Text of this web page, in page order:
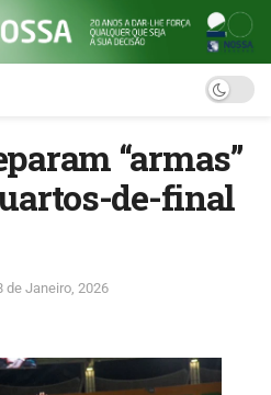
“armas”
de-final
de Janeiro, 2026